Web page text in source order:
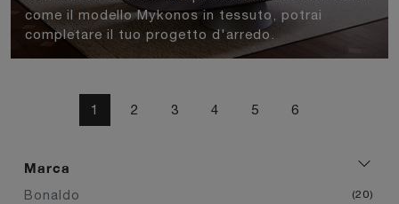
Marca
Bonaldo 20
come il modello Mykonos in tessuto, potrai
completare il tuo progetto d'arredo.
1 2 3 4 5 6